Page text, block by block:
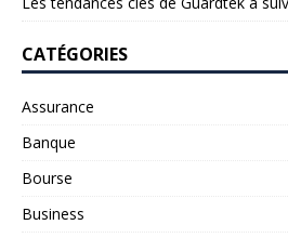
CATÉGORIES
Assurance
Banque
Bourse
Business